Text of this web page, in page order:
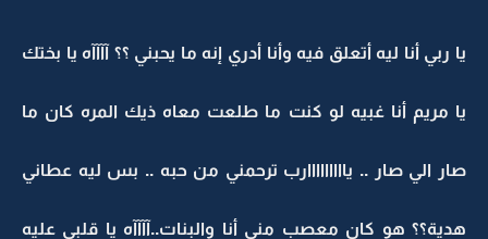
يا ربي أنا ليه أتعلق فيه وأنا أدري إنه ما يحبني ؟؟ آآآآه يا بختك
يا مريم أنا غبيه لو كنت ما طلعت معاه ذيك المره كان ما
صار الي صار .. يااااااااارب ترحمني من حبه .. بس ليه عطاني
هدية؟؟ هو كان معصب مني أنا والبنات..آآآآه يا قلبي عليه